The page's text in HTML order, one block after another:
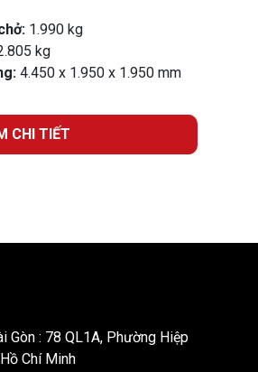
1.990 kg
kg
4.450 x 1.950 x 1.950 mm
CHI TIẾT
Gòn : 78 QL1A, Phường Hiệp
Hồ Chí Minh